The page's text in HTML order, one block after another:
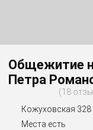
Общежитие
Петра
18
Кожуховская
Места есть